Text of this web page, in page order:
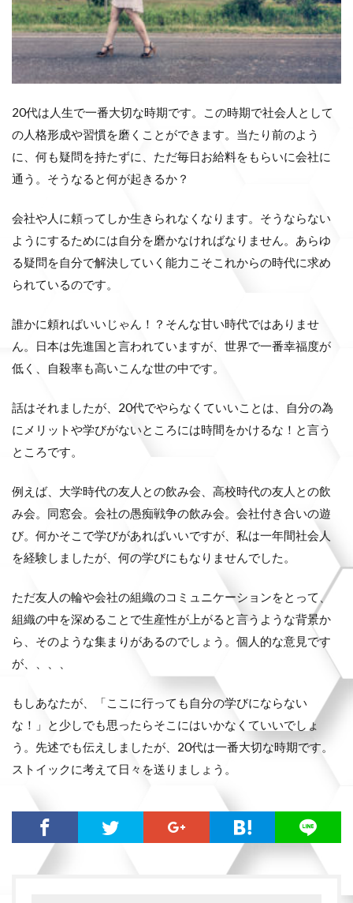
20代は人生で一番大切な時期です。この時期で社会人として
の人格形成や習慣を磨くことができます。当たり前のよう
に、何も疑問を持たずに、ただ毎日お給料をもらいに会社に
通う。そうなると何が起きるか？
会社や人に頼ってしか生きられなくなります。そうならない
ようにするためには自分を磨かなければなりません。あらゆ
る疑問を自分で解決していく能力こそこれからの時代に求め
られているのです。
誰かに頼ればいいじゃん！？そんな甘い時代ではありませ
ん。日本は先進国と言われていますが、世界で一番幸福度が
低く、自殺率も高いこんな世の中です。
話はそれましたが、20代でやらなくていいことは、自分の為
にメリットや学びがないところには時間をかけるな！と言う
ところです。
例えば、大学時代の友人との飲み会、高校時代の友人との飲
み会。同窓会。会社の愚痴戦争の飲み会。会社付き合いの遊
び。何かそこで学びがあればいいですが、私は一年間社会人
を経験しましたが、何の学びにもなりませんでした。
ただ友人の輪や会社の組織のコミュニケーションをとって、
組織の中を深めることで生産性が上がると言うような背景か
ら、そのような集まりがあるのでしょう。個人的な意見です
が、、、、
もしあなたが、「ここに行っても自分の学びにならない
な！」と少しでも思ったらそこにはいかなくていいでしょ
う。先述でも伝えしましたが、20代は一番大切な時期です。
ストイックに考えて日々を送りましょう。